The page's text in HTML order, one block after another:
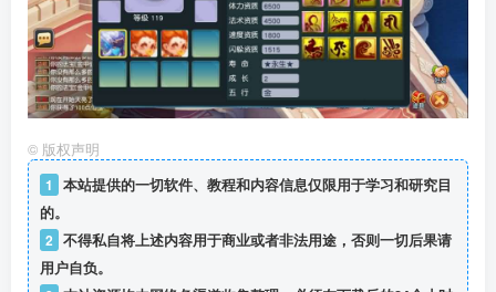
© 版权声明
1
本站提供的一切软件、教程和内容信息仅限用于学习和研究目
的。
2 不得私自将上述内容用于商业或者非法用途，否则一切后果请
用户自负。